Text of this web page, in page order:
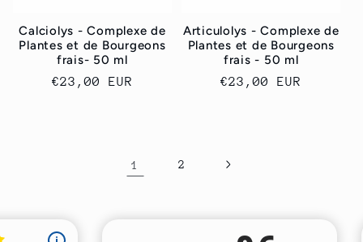
Calciolys - Complexe de
Plantes et de Bourgeons
frais- 50 ml
Prix
€23,00 EUR
Articulolys - Complexe de
Plantes et de Bourgeons
frais - 50 ml
Prix
€23,00 EUR
1 2